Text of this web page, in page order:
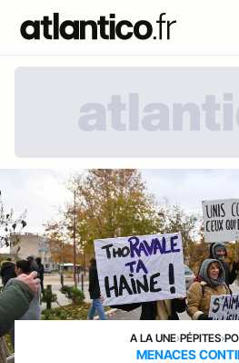
A LA UNE›PÉPITES›
MENACES